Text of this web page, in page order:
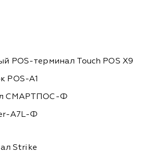
POS-терминал Touch POS X9
POS-A1
СМАРТПОС-Ф
A7L-Ф
Strike